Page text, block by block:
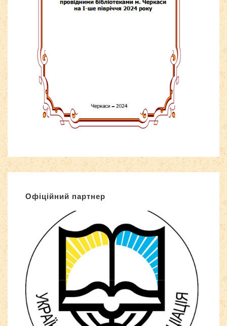
Офіційний партнер